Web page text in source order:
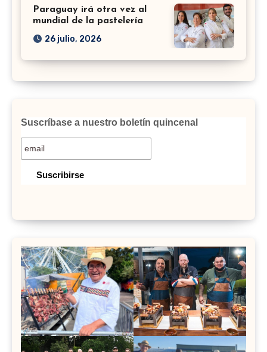
Paraguay irá otra vez al
mundial de la pastelería
26 julio, 2026
Suscríbase a nuestro boletín quincenal